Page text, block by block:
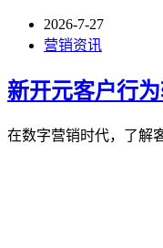
2026-7-27
营销资讯
新开元客户行
在数字营销时代，了解